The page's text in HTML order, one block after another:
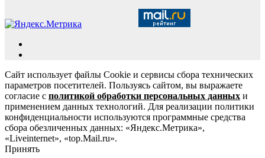
Сайт использует файлы Cookie и сервисы сбора технических
параметров посетителей. Пользуясь сайтом, вы выражаете
согласие с политикой обработки персональных данных и
применением данных технологий. Для реализации политики
конфиденциальности используются программные средства
сбора обезличенных данных: «Яндекс.Метрика»,
«Liveinternet», «top.Mail.ru».
Принять